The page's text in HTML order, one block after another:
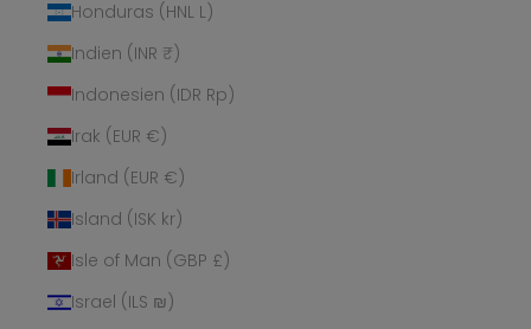
Honduras (HNL L)
Indien (INR ₹)
Indonesien (IDR Rp)
Irak (EUR €)
Irland (EUR €)
Island (ISK kr)
Isle of Man (GBP £)
Israel (ILS ₪)